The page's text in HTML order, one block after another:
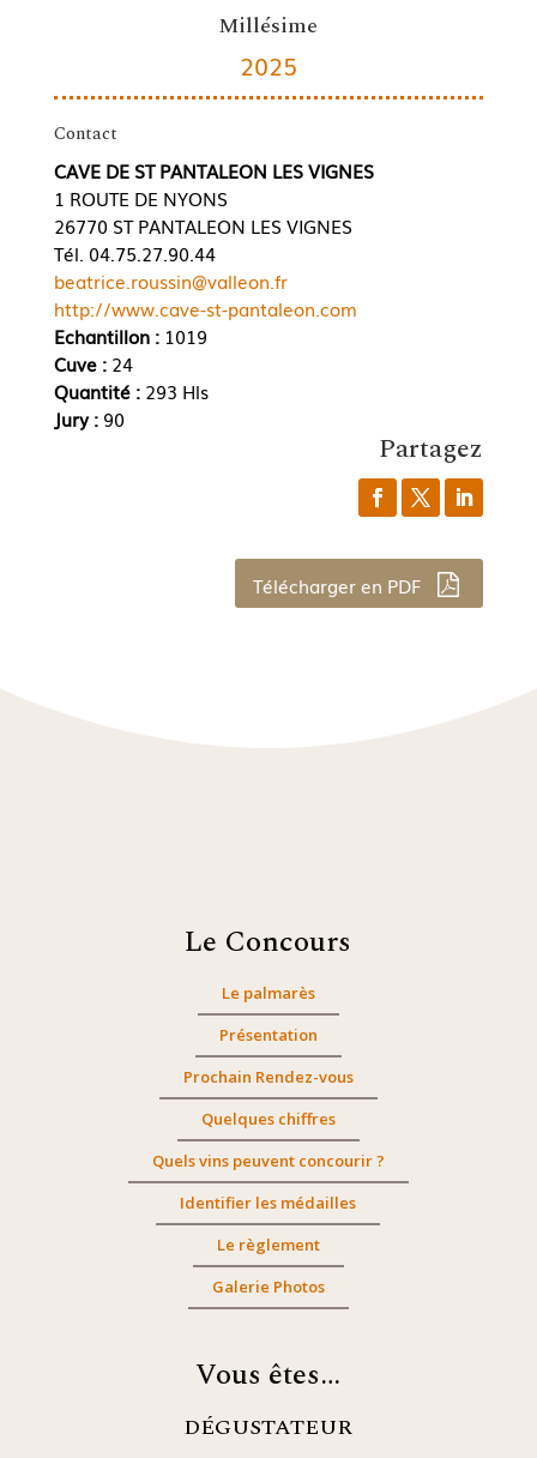
Millésime
2025
Contact
CAVE DE ST PANTALEON LES VIGNES
1 ROUTE DE NYONS
26770 ST PANTALEON LES VIGNES
Tél. 04.75.27.90.44
beatrice.roussin@valleon.fr
http://www.cave-st-pantaleon.com
Echantillon :1019
Cuve : 24
Quantité : 293 Hls
Jury : 90
Partagez
Télécharger en PDF
Le Concours
Le palmarès
Présentation
Prochain Rendez-vous
Quelques chiffres
Quels vins peuvent concourir ?
Identifier les médailles
Le règlement
Galerie Photos
Vous êtes…
DÉGUSTATEUR